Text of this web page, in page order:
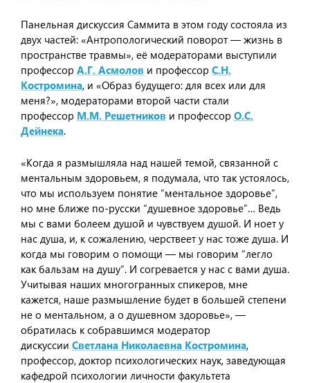
Панельная дискуссия Саммита в этом году состояла из
двух частей: «Антропологический поворот — жизнь в
пространстве травмы», её модераторами выступили
профессор А.Г. Асмолов и профессор С.Н.
Костромина, и «Образ будущего: для всех или для
меня?», модераторами второй части стали
профессор М.М. Решетников и профессор О.С.
Дейнека.
«Когда я размышляла над нашей темой, связанной с
ментальным здоровьем, я подумала, что так устоялось,
что мы используем понятие “ментальное здоровье”,
но мне ближе по-русски “душевное здоровье”… Ведь
мы с вами болеем душой и чувствуем душой. И ноет у
нас душа, и, к сожалению, черствеет у нас тоже душа. И
когда мы говорим о помощи — мы говорим “легло
как бальзам на душу”. И согревается у нас с вами душа.
Учитывая наших многогранных спикеров, мне
кажется, наше размышление будет в большей степени
не о ментальном, а о душевном здоровье», —
обратилась к собравшимся модератор
дискуссии Светлана Николаевна Костромина,
профессор, доктор психологических наук, заведующая
кафедрой психологии личности факультета